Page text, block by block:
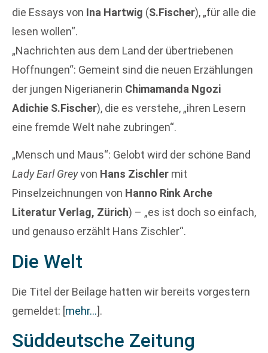
die Essays von Ina Hartwig (S.Fischer), „für alle die
lesen wollen“.
„Nachrichten aus dem Land der übertriebenen
Hoffnungen“: Gemeint sind die neuen Erzählungen
der jungen Nigerianerin Chimamanda Ngozi
Adichie S.Fischer), die es verstehe, „ihren Lesern
eine fremde Welt nahe zubringen“.
„Mensch und Maus“: Gelobt wird der schöne Band
Lady Earl Greyvon Hans Zischler mit
Pinselzeichnungen von Hanno RinkArche
Literatur Verlag, Zürich) – „es ist doch so einfach,
und genauso erzählt Hans Zischler“.
Die Welt
Die Titel der Beilage hatten wir bereits vorgestern
gemeldet: [mehr…].
Süddeutsche Zeitung